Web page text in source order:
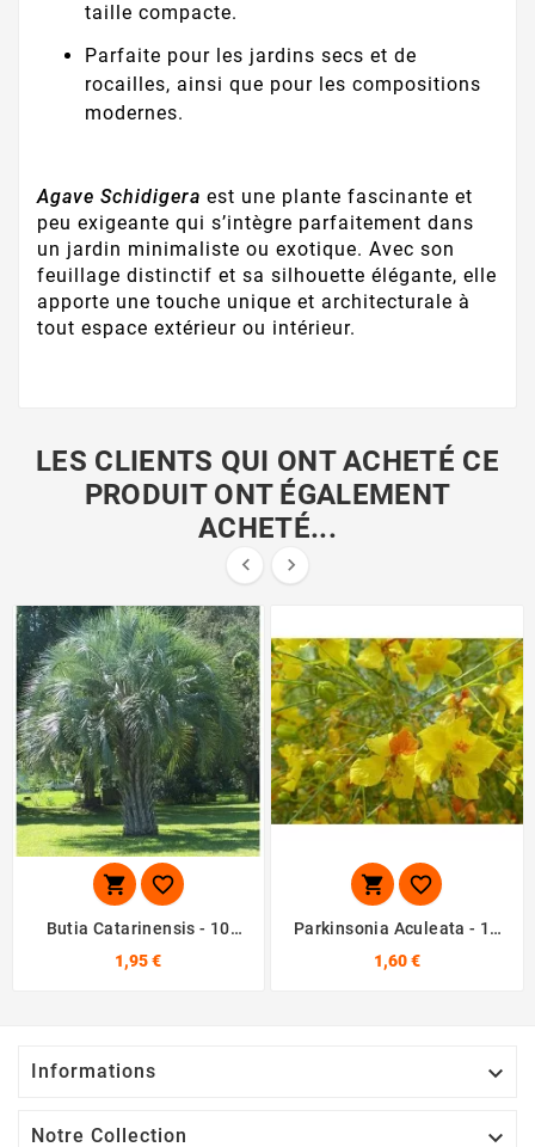
taille compacte.
Parfaite pour les jardins secs et de
rocailles, ainsi que pour les compositions
modernes.
Agave Schidigera est une plante fascinante et
peu exigeante qui s’intègre parfaitement dans
un jardin minimaliste ou exotique. Avec son
feuillage distinctif et sa silhouette élégante, elle
apporte une touche unique et architecturale à
tout espace extérieur ou intérieur.
LES CLIENTS QUI ONT ACHETÉ CE
PRODUIT ONT ÉGALEMENT
ACHETÉ...
 
 
Butia Catarinensis - 10
Graines
1,95 €
 
Parkinsonia Aculeata - 10
Graines
1,60 €
Informations 
Notre Collection 